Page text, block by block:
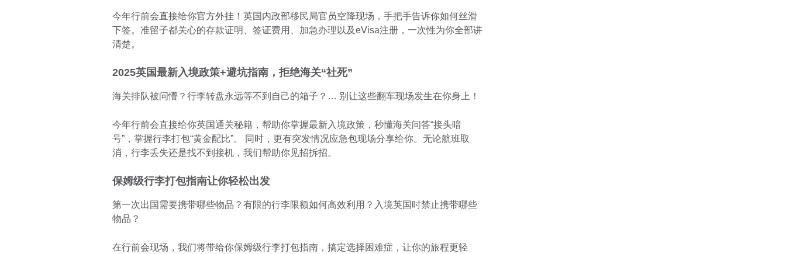
今年行前会直接给你官方外挂！英国内政部移民局官员空降现场，手把手告诉你如何丝滑
下签。准留子都关心的存款证明、签证费用、加急办理以及eVisa注册，一次性为你全部讲
清楚。
2025英国最新入境政策+避坑指南，拒绝海关“社死”
海关排队被问懵？行李转盘永远等不到自己的箱子？… 别让这些翻车现场发生在你身上！
今年行前会直接给你英国通关秘籍，帮助你掌握最新入境政策，秒懂海关问答“接头暗
号”，掌握行李打包“黄金配比”。 同时，更有突发情况应急包现场分享给你。无论航班取
消，行李丢失还是找不到接机，我们帮助你见招拆招。
保姆级行李打包指南让你轻松出发
第一次出国需要携带哪些物品？有限的行李限额如何高效利用？入境英国时禁止携带哪些
物品？
在行前会现场，我们将带给你保姆级行李打包指南，搞定选择困难症，让你的旅程更轻